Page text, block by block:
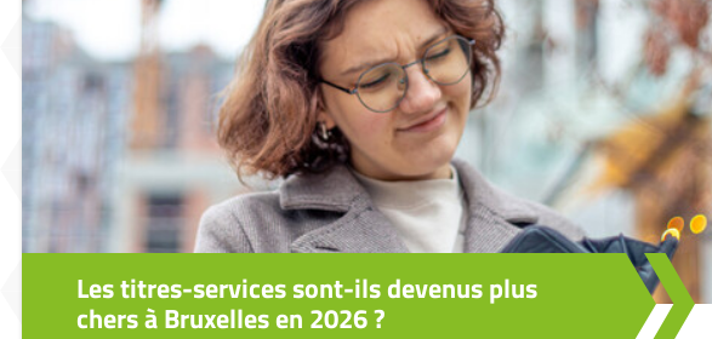
Les titres-services sont-ils devenus plus
chers à Bruxelles en 2026 ?